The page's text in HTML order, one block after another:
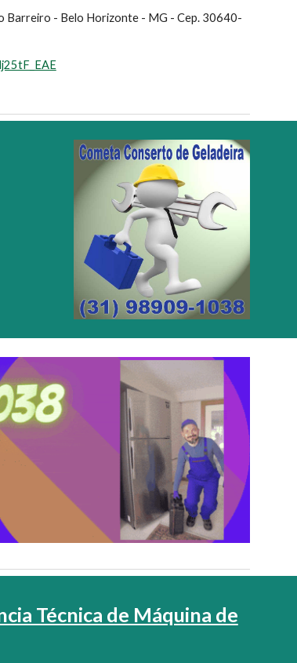
Barreiro - Belo Horizonte - MG - Cep. 30640-
Técnica de Máquina de